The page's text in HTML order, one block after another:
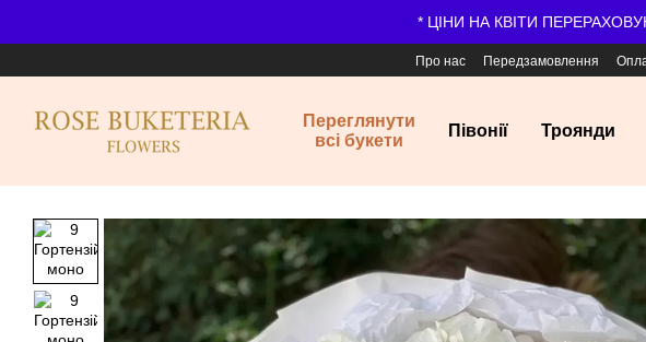
* ЦІНИ НА КВІТИ
Про нас Передзамовлення
Переглянути
всі букети
Півонії Троянди